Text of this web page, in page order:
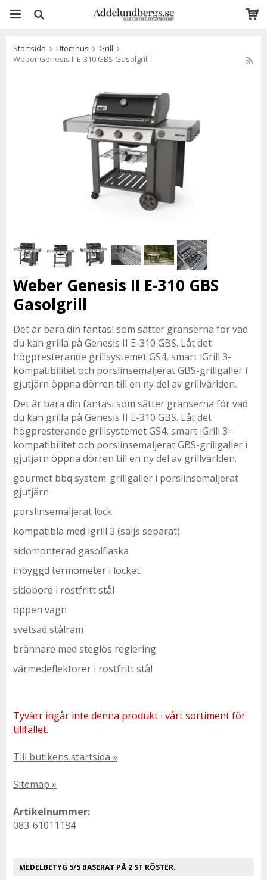
Startsida Utomhus
Grill
Weber Genesis II E-310 GBS Gasolgrill
Weber Genesis II E-310 GBS
Gasolgrill
Det är bara din fantasi som sätter gränserna för vad
du kan grilla på Genesis II E-310 GBS. Låt det
högpresterande grillsystemet GS4, smart iGrill 3-
kompatibilitet och porslinsemaljerat GBS-grillgaller i
gjutjärn öppna dörren till en ny del av grillvärlden.
Det är bara din fantasi som sätter gränserna för vad
du kan grilla på Genesis II E-310 GBS. Låt det
högpresterande grillsystemet GS4, smart iGrill 3-
kompatibilitet och porslinsemaljerat GBS-grillgaller i
gjutjärn öppna dörren till en ny del av grillvärlden.
gourmet bbq system-grillgaller i porslinsemaljerat
gjutjärn
porslinsemaljerat lock
kompatibla med igrill 3 (säljs separat)
sidomonterad gasolflaska
inbyggd termometer i locket
sidobord i rostfritt stål
öppen vagn
svetsad stålram
brännare med steglös reglering
värmedeflektorer i rostfritt stål
Tyvärr ingår inte denna produkt i vårt sortiment för
tillfället.
Till butikens startsida »
Sitemap »
Artikelnummer:
083-61011184
MEDELBETYG 5/5 BASERAT PÅ 2 ST RÖSTER.